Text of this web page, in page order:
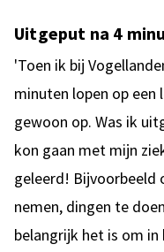
Uitgeput na 4
'Toen ik bij
minuten lopen op een
gewoon op. Was ik
kon gaan met mijn
geleerd! Bijvoorbeeld
nemen, dingen te
belangrijk het is om